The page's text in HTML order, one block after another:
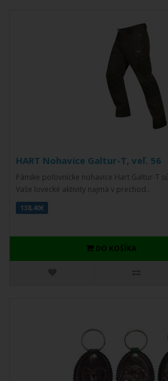
HART Nohavice Galtur-T, veľ. 56
Pánske poľovnícke nohavice Hart Galtur-T
Vaše lovecké aktivity najmä v prechod..
138,40€
DO KOŠÍKA